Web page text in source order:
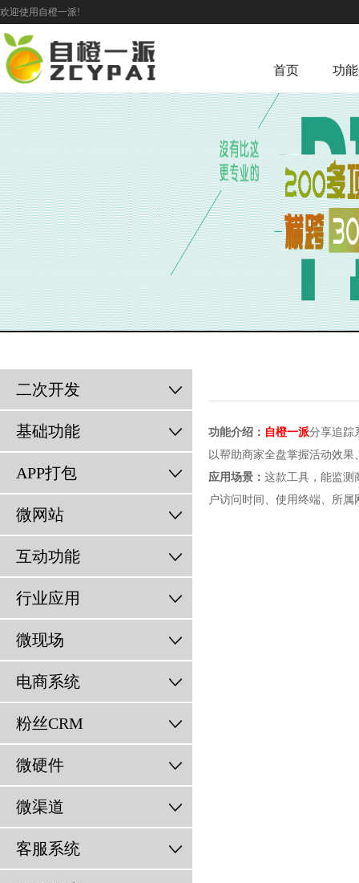
欢迎使用自橙一派!
首页 功
二次开发
基础功能
APP打包
微网站
互动功能
行业应用
微现场
电商系统
粉丝CRM
微硬件
微渠道
客服系统
功能介绍： 自橙一派分享追踪
以帮助商家全盘掌握活动效
应用场景： 这款工具，能监测
户访问时间、使用终端、所